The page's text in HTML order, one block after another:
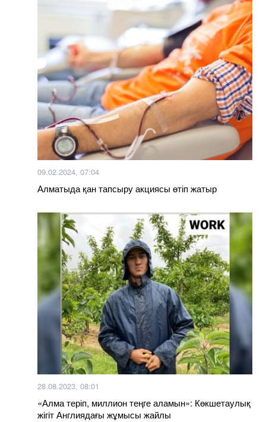
09.02.2024, 07:04
Алматыда қан тапсыру акциясы өтіп жатыр
28.08.2023, 08:01
«Алма теріп, миллион теңге аламын»: Көкшетаулық
жігіт Англиядағы жұмысы жайлы